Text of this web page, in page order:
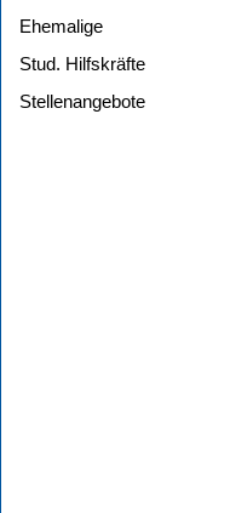
Ehemalige
Stud. Hilfskräfte
Stellenangebote